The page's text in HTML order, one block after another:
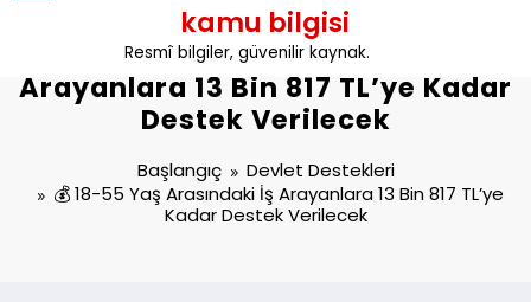
kamu bilgisi
Resmî bilgiler, güvenilir kaynak.
💰 18-55 Yaş Arasındaki İş
Arayanlara 13 Bin 817 TL’ye Kadar
Destek Verilecek
Başlangıç
Devlet Destekleri
💰 18-55 Yaş Arasındaki İş Arayanlara 13 Bin 817 TL’ye
Kadar Destek Verilecek